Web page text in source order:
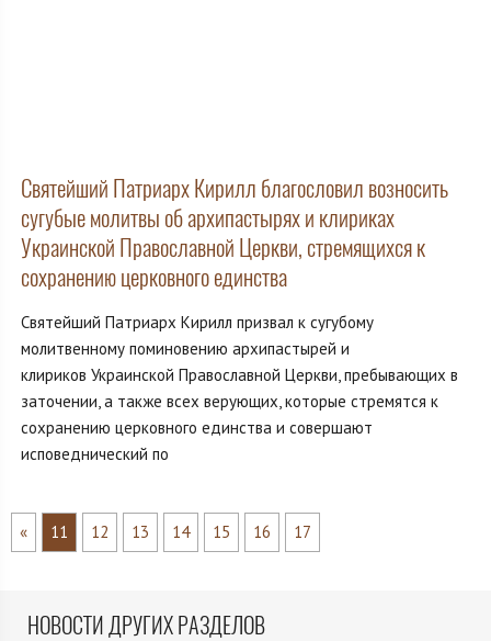
Святейший Патриарх Кирилл благословил возносить
сугубые молитвы об архипастырях и клириках
Украинской Православной Церкви, стремящихся к
сохранению церковного единства
Святейший Патриарх Кирилл призвал к сугубому
молитвенному поминовению архипастырей и
клириков Украинской Православной Церкви, пребывающих в
заточении, а также всех верующих, которые стремятся к
сохранению церковного единства и совершают
исповеднический по
« 11 12 13 14 15 16 17
НОВОСТИ ДРУГИХ РАЗДЕЛОВ